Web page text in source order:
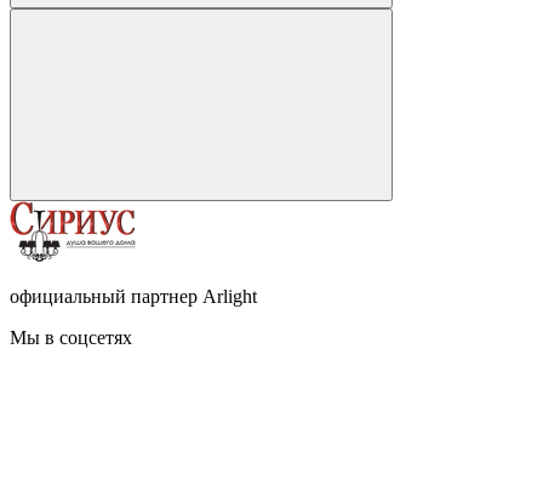
официальный партнер Arlight
Мы в соцсетях